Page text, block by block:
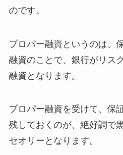
のです。
プロパー融資というのは、
融資のことで、銀行がリス
融資となります。
プロパー融資を受けて、保
残しておくのが、絶好調で
セオリーとなります。